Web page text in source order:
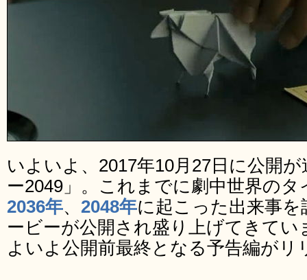
いよいよ、2017年10月27日に公開
ー2049」。これまでに劇中世界の
2036年、 2048年に起こった出来事
ービーが公開され盛り上げてきて
よいよ公開前最終となる予告編がリ